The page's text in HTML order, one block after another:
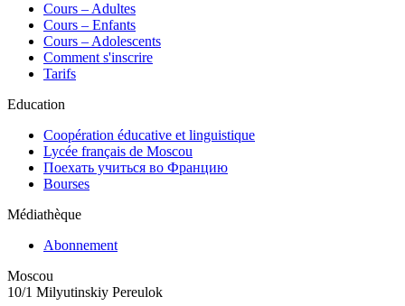
Сours – Adultes
Cours – Enfants
Cours – Adolescents
Comment s'inscrire
Tarifs
Education
Coopération éducative et linguistique
Lycée français de Moscou
Поехать учиться во Францию
Bourses
Médiathèque
Abonnement
Moscou
10/1 Milyutinskiy Pereulok